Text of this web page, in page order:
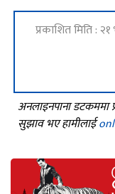
प्रकाशित मिति :
अनलाइनपाना डटकममा
सुझाव भए हामीलाई